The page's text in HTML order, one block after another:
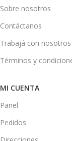
Sobre nosotros
Contáctanos
Trabajá con nosotros
Términos y
MI CUENTA
Panel
Pedidos